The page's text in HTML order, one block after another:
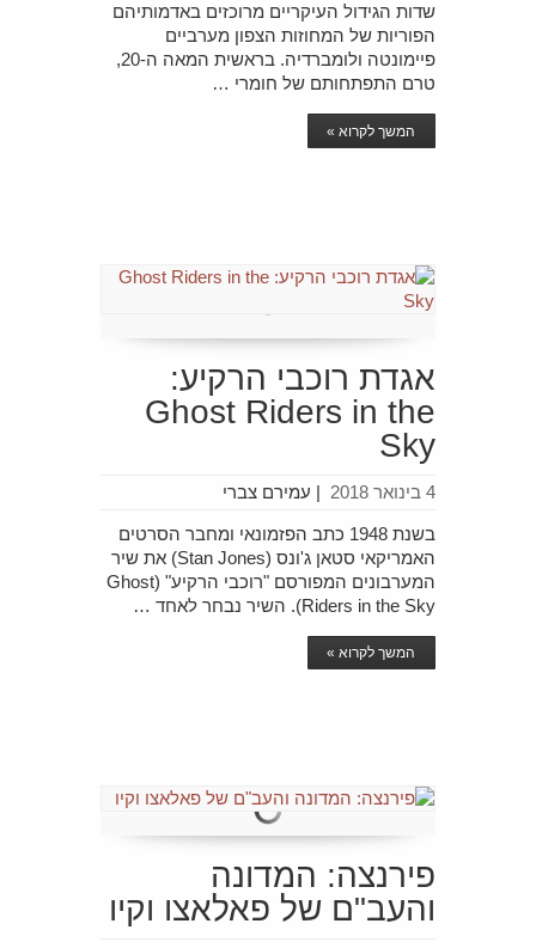
שדות הגידול העיקריים מרוכזים באדמותיהם
הפוריות של המחוזות הצפון מערביים
פיימונטה ולומברדיה. בראשית המאה ה-20,
טרם התפתחותם של חומרי …
המשך לקרוא »
אגדת רוכבי הרקיע:
Ghost Riders in the
Sky
עמירם צברי | 4 בינואר 2018
בשנת 1948 כתב הפזמונאי ומחבר הסרטים
האמריקאי סטאן ג'ונס (Stan Jones) את שיר
המערבונים המפורסם "רוכבי הרקיע" (Ghost
Riders in the Sky). השיר נבחר לאחד …
המשך לקרוא »
פירנצה: המדונה
והעב"ם של פאלאצו וקיו